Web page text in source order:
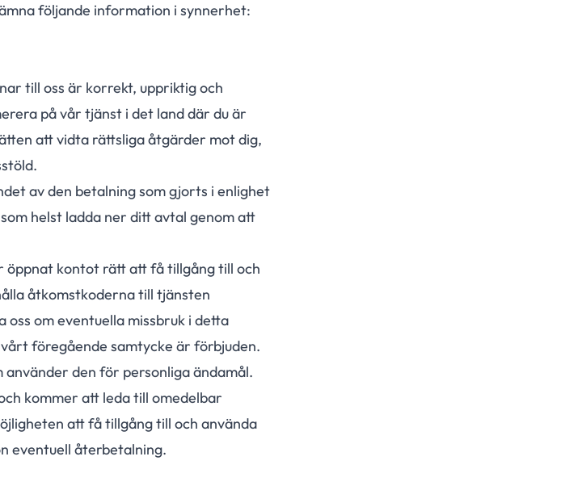
följande information i synnerhet:
till oss är korrekt, uppriktig och
på vår tjänst i det land där du är
att vidta rättsliga åtgärder mot dig,
av den betalning som gjorts i enlighet
helst ladda ner ditt avtal genom att
öppnat kontot rätt att få tillgång till och
åtkomstkoderna till tjänsten
om eventuella missbruk i detta
föregående samtycke är förbjuden.
den för personliga ändamål.
kommer att leda till omedelbar
att få tillgång till och använda
eventuell återbetalning.